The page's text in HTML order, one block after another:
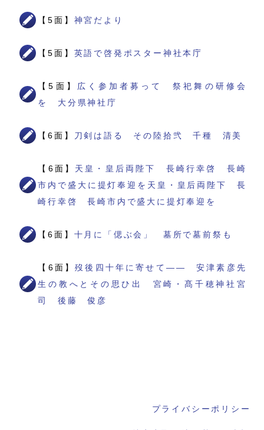
【5面】 神宮だより
【5面】 英語で啓発ポスター神社本庁
【5面】 広く参加者募って 祭祀舞の研修会
を 大分県神社庁
【6面】 刀剣は語る その陸拾弐 千種 清美
【6面】 天皇・皇后両陛下 長崎行幸啓 長崎
市内で盛大に提灯奉迎を天皇・皇后両陛下 長
崎行幸啓 長崎市内で盛大に提灯奉迎を
【6面】 十月に「偲ぶ会」 墓所で墓前祭も
【6面】歿後四十年に寄せて―― 安津素彦先
生の教へとその思ひ出 宮崎・髙千穂神社宮
司 後藤 俊彦
プライバシーポリシー